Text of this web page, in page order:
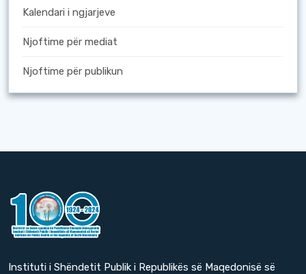
Kalendari i ngjarjeve
Njoftime për mediat
Njoftime për publikun
Instituti i Shëndetit Publik i Republikës së Maqedonisë së